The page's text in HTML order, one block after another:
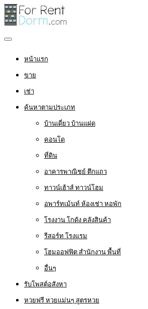
หน้าแรก
ขาย
เช่า
ค้นหาตามประเภท
บ้านเดี่ยว บ้านแฝด
คอนโด
ที่ดิน
อาคารพาณิชย์ ตึกแถว
ทาวน์เฮ้าส์ ทาวน์โฮม
อพาร์ทเม้นท์ ห้องเช่า หอพัก
โรงงาน โกดัง คลังสินค้า
รีสอร์ท โรงแรม
โฮมออฟฟิต สำนักงาน พื้นที่
อื่นๆ
รับโพสต์อสังหา
หวยฟรี หวยแม่นๆ สูตรหวย